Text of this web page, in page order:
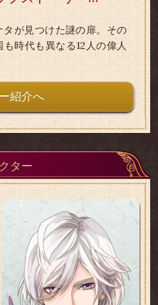
が見つけた謎の扉。 その
時代も異なる12人の偉人
紹介へ
ター